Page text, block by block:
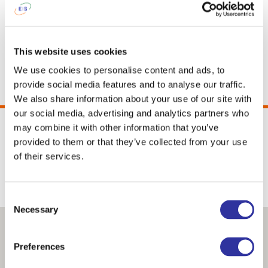
This website uses cookies
We use cookies to personalise content and ads, to
provide social media features and to analyse our traffic.
We also share information about your use of our site with
our social media, advertising and analytics partners who
may combine it with other information that you’ve
provided to them or that they’ve collected from your use
of their services.
Selection
Necessary
Preferences
частью сообщества EIS и открыть
Наш адрес: Jaunā iela 10, Piņķi,
Babītes pagasts
С нетерпением ждём вас на нашем
мероприятии12 мая в 17:00в
здании старшей школы Exupery